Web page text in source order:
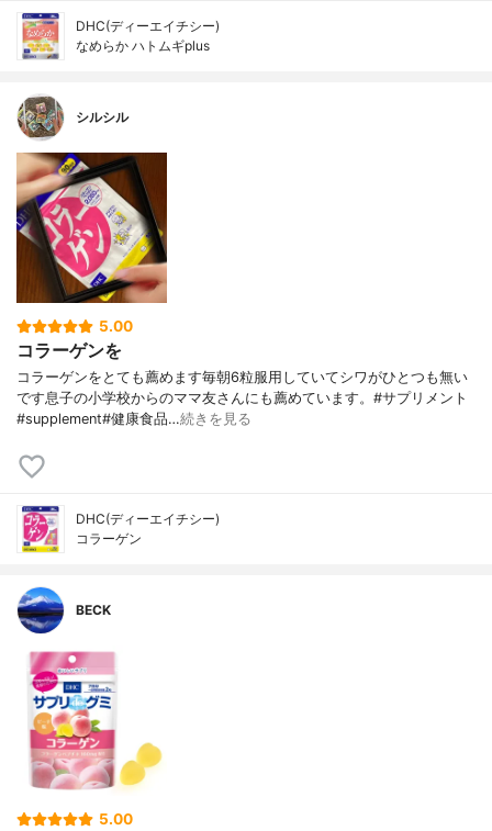
DHC(ディーエイチシー)
なめらか ハトムギplus
シルシル
5.00
コラーゲンを
コラーゲンをとても薦めます毎朝6粒服用していてシワがひとつも無い
です息子の小学校からのママ友さんにも薦めています。#サプリメント
#supplement#健康食品…続きを見る
DHC(ディーエイチシー)
コラーゲン
BECK
5.00